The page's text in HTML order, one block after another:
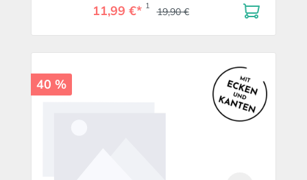
11,99 €* 1 19,90 €
40 %